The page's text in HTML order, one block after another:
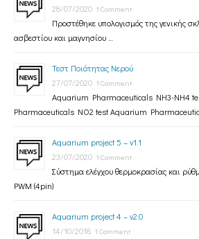
28/07/2020 1 Comment
Προστέθηκε υπολογισμός της γενικής
ασβεστίου και μαγνησίου …
Τεστ Ποιότητας Νερού
27/07/2020 1 Comment
Aquarium Pharmaceuticals NH3-NH4
Pharmaceuticals NO2 test Aquarium
Aquarium project 5 – v1.1
23/07/2020 1 Comment
Σύστημα ελέγχου θερμοκρασίας και
PWM (4pin)
Aquarium project 4 – v2.0
14/10/2018 1 Comment